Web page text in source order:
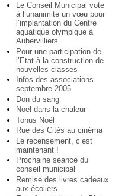
Le Conseil Municipal vote
à l’unanimité un vœu pour
l’implantation du Centre
aquatique olympique à
Aubervilliers
Pour une participation de
l’Etat à la construction de
nouvelles classes
Infos des associations
septembre 2005
Don du sang
Noël dans la chaleur
Tonus Noël
Rue des Cités au cinéma
Le recensement, c’est
maintenant !
Prochaine séance du
conseil municipal
Remise des livres cadeaux
aux écoliers